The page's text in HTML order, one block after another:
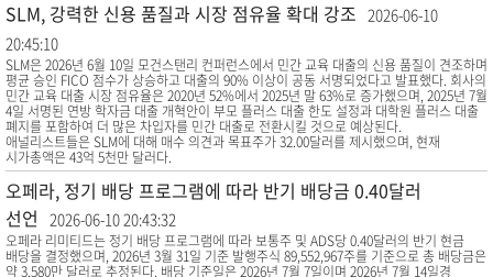
SLM, 강력한 신용 품질과 시장 점유율 확대 강조 2026-06-10
20:45:10
SLM은 2026년 6월 10일 모건스탠리 컨퍼런스에서 민간 교육 대출의 신용 품질이 견조하며
평균 승인 FICO 점수가 상승하고 대출의 90% 이상이 공동 서명되었다고 발표했다. 회사의
민간 교육 대출 시장 점유율은 2020년 52%에서 2025년 말 63%로 증가했으며, 2025년 7월
4일 서명된 연방 학자금 대출 개혁안이 부모 플러스 대출 한도 설정과 대학원 플러스 대출
폐지를 포함하여 더 많은 차입자를 민간 대출로 전환시킬 것으로 예상된다.
애널리스트들은 SLM에 대해 매수 의견과 목표주가 32.00달러를 제시했으며, 현재
시가총액은 43억 5천만 달러다.
오페라, 정기 배당 프로그램에 따라 반기 배당금 0.40달러
선언
2026-06-10 20:43:32
오페라 리미티드는 정기 배당 프로그램에 따라 보통주 및 ADS당 0.40달러의 반기 현금
배당을 결정했으며, 2026년 3월 31일 기준 발행주식 89,552,967주를 기준으로 총 배당금은
약 3,580만 달러로 추정된다. 배당 기준일은 2026년 7월 7일이며 2026년 7월 14일경